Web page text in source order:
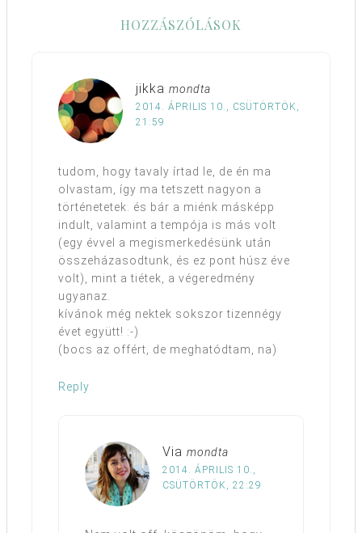
HOZZÁSZÓLÁSOK
jikka mondta
2014. ÁPRILIS 10., CSÜTÖRTÖK,
21:59
tudom, hogy tavaly írtad le, de én ma
olvastam, így ma tetszett nagyon a
történetetek. és bár a miénk másképp
indult, valamint a tempója is más volt
(egy évvel a megismerkedésünk után
összeházasodtunk, és ez pont húsz éve
volt), mint a tiétek, a végeredmény
ugyanaz.
kívánok még nektek sokszor tizennégy
évet együtt! :-)
(bocs az offért, de meghatódtam, na)
Reply
Via mondta
2014. ÁPRILIS 10.,
CSÜTÖRTÖK, 22:29